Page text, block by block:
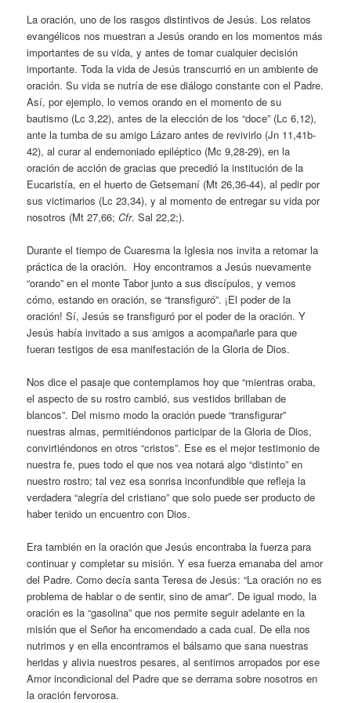
La oración, uno de los rasgos distintivos de Jesús. Los relatos
evangélicos nos muestran a Jesús orando en los momentos más
importantes de su vida, y antes de tomar cualquier decisión
importante. Toda la vida de Jesús transcurrió en un ambiente de
oración. Su vida se nutría de ese diálogo constante con el Padre.
Así, por ejemplo, lo vemos orando en el momento de su
bautismo (Lc 3,22), antes de la elección de los “doce” (Lc 6,12),
ante la tumba de su amigo Lázaro antes de revivirlo (Jn 11,41b-
42), al curar al endemoniado epiléptico (Mc 9,28-29), en la
oración de acción de gracias que precedió la institución de la
Eucaristía, en el huerto de Getsemaní (Mt 26,36-44), al pedir por
sus victimarios (Lc 23,34), y al momento de entregar su vida por
nosotros (Mt 27,66;Cfr. Sal 22,2;).
Durante el tiempo de Cuaresma la Iglesia nos invita a retomar la
práctica de la oración. Hoy encontramos a Jesús nuevamente
“orando” en el monte Tabor junto a sus discípulos, y vemos
cómo, estando en oración, se “transfiguró”. ¡El poder de la
oración! Sí, Jesús se transfiguró por el poder de la oración. Y
Jesús había invitado a sus amigos a acompañarle para que
fueran testigos de esa manifestación de la Gloria de Dios.
Nos dice el pasaje que contemplamos hoy que “mientras oraba,
el aspecto de su rostro cambió, sus vestidos brillaban de
blancos”. Del mismo modo la oración puede “transfigurar”
nuestras almas, permitiéndonos participar de la Gloria de Dios,
convirtiéndonos en otros “cristos”. Ese es el mejor testimonio de
nuestra fe, pues todo el que nos vea notará algo “distinto” en
nuestro rostro; tal vez esa sonrisa inconfundible que refleja la
verdadera “alegría del cristiano” que solo puede ser producto de
haber tenido un encuentro con Dios.
Era también en la oración que Jesús encontraba la fuerza para
continuar y completar su misión. Y esa fuerza emanaba del amor
del Padre. Como decía santa Teresa de Jesús: “La oración no es
problema de hablar o de sentir, sino de amar”. De igual modo, la
oración es la “gasolina” que nos permite seguir adelante en la
misión que el Señor ha encomendado a cada cual. De ella nos
nutrimos y en ella encontramos el bálsamo que sana nuestras
heridas y alivia nuestros pesares, al sentirnos arropados por ese
Amor incondicional del Padre que se derrama sobre nosotros en
la oración fervorosa.